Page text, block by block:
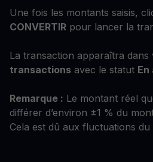
Une fois les montants saisis,
CONVERTIR pour lancer la
La transaction apparaîtra dans
transactions avec le statut
Remarque : Le montant réel
différer d’environ ±1 % du
Cela est dû aux fluctuations